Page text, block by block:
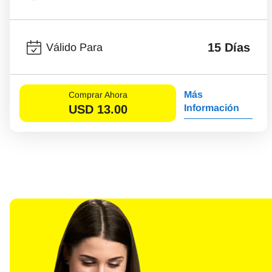
Válido Para 15 Días
Comprar Ahora
USD 13.00
Más
Información